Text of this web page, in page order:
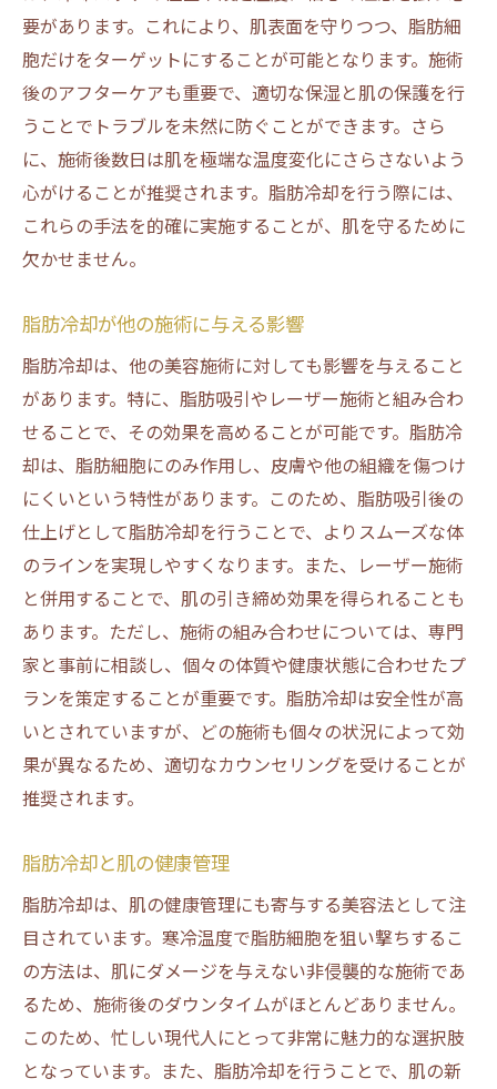
要があります。これにより、肌表面を守りつつ、脂肪細
胞だけをターゲットにすることが可能となります。施術
後のアフターケアも重要で、適切な保湿と肌の保護を行
うことでトラブルを未然に防ぐことができます。さら
に、施術後数日は肌を極端な温度変化にさらさないよう
心がけることが推奨されます。脂肪冷却を行う際には、
これらの手法を的確に実施することが、肌を守るために
欠かせません。
脂肪冷却が他の施術に与える影響
脂肪冷却は、他の美容施術に対しても影響を与えること
があります。特に、脂肪吸引やレーザー施術と組み合わ
せることで、その効果を高めることが可能です。脂肪冷
却は、脂肪細胞にのみ作用し、皮膚や他の組織を傷つけ
にくいという特性があります。このため、脂肪吸引後の
仕上げとして脂肪冷却を行うことで、よりスムーズな体
のラインを実現しやすくなります。また、レーザー施術
と併用することで、肌の引き締め効果を得られることも
あります。ただし、施術の組み合わせについては、専門
家と事前に相談し、個々の体質や健康状態に合わせたプ
ランを策定することが重要です。脂肪冷却は安全性が高
いとされていますが、どの施術も個々の状況によって効
果が異なるため、適切なカウンセリングを受けることが
推奨されます。
脂肪冷却と肌の健康管理
脂肪冷却は、肌の健康管理にも寄与する美容法として注
目されています。寒冷温度で脂肪細胞を狙い撃ちするこ
の方法は、肌にダメージを与えない非侵襲的な施術であ
るため、施術後のダウンタイムがほとんどありません。
このため、忙しい現代人にとって非常に魅力的な選択肢
となっています。また、脂肪冷却を行うことで、肌の新